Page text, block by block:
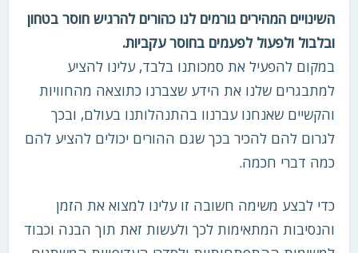
השינויים המהירים גורמים לנו כהורים להרגיש חוסר בטחון
ובלבול ולפעול לפעמים בחוסר עקביות.
במקום להפעיל את סמכותנו בלבד, עלינו להציע
למתבגרים שלנו את הידע שצברנו כתוצאה מהחוויות
והקשיים שאנחנו עברנוו בהתנהלותנו בעולם, ובכך
לגרום להם להכיר בכך שגם ההורים יכולים להציע להם
כמה דברי חכמה.
כדי לבצע משימה חשובה זו עלינו למצוא את הזמן
והנסיבות המתאימות לכך ולעשות זאת תוך הבנה וכבוד